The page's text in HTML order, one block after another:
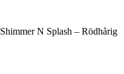
Shimmer N Splash – Rödhårig